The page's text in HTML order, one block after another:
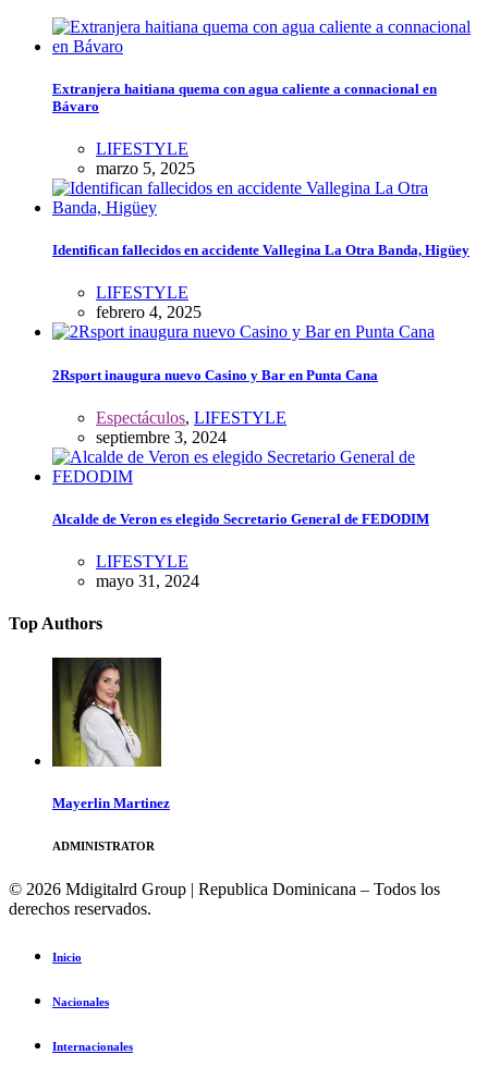
Extranjera haitiana quema con agua caliente a connacional en
Bávaro
LIFESTYLE
marzo 5, 2025
Identifican fallecidos en accidente Vallegina La Otra Banda, Higüey
LIFESTYLE
febrero 4, 2025
2Rsport inaugura nuevo Casino y Bar en Punta Cana
Espectáculos, LIFESTYLE
septiembre 3, 2024
Alcalde de Veron es elegido Secretario General de FEDODIM
LIFESTYLE
mayo 31, 2024
Top Authors
Mayerlin Martinez
ADMINISTRATOR
© 2026 Mdigitalrd Group | Republica Dominicana – Todos los
derechos reservados.
Inicio
Nacionales
Internacionales